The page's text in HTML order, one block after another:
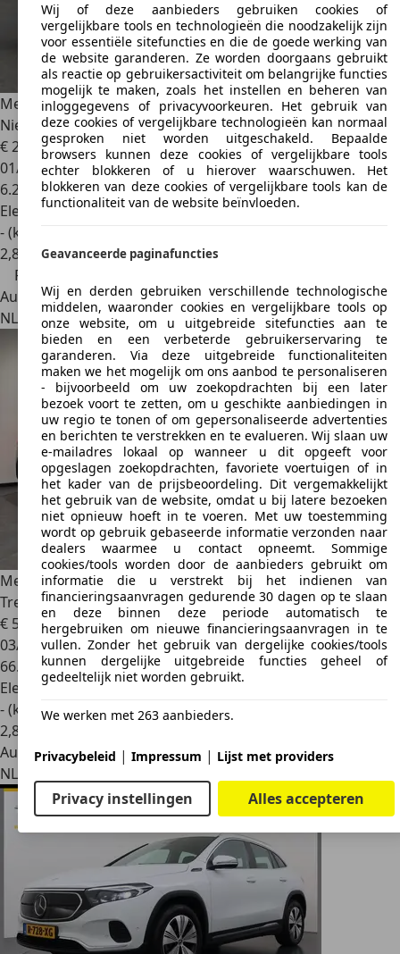
Mercedes-Benz EQS SUV680 4MATIC Maybach | 2026 |
Nieuwstaat | Full PPF
€ 209.995€ 229.995,-
01/2026
6.244 km
Elektrisch
- (kWh/100 km)
2,8
Prijsdaling
Autobedrijf
NL 5175 AXLoon Op Zand
Mercedes-Benz EQE SUV
350 4Matic Electric Art 91 kWh |
Trekhaak | Matrix
€ 55.0001
03/2024
66.250 km
Elektrisch
- (kWh/100 km)
2,8
Autobedrijf
NL 2401 LJ
Wij of deze aanbieders gebruiken cookies of
vergelijkbare tools en technologieën die noodzakelijk zijn
voor essentiële sitefuncties en die de goede werking van
de website garanderen. Ze worden doorgaans gebruikt
als reactie op gebruikersactiviteit om belangrijke functies
mogelijk te maken, zoals het instellen en beheren van
inloggegevens of privacyvoorkeuren. Het gebruik van
deze cookies of vergelijkbare technologieën kan normaal
gesproken niet worden uitgeschakeld. Bepaalde
browsers kunnen deze cookies of vergelijkbare tools
echter blokkeren of u hierover waarschuwen. Het
blokkeren van deze cookies of vergelijkbare tools kan de
functionaliteit van de website beïnvloeden.
Geavanceerde paginafuncties
Wij en derden gebruiken verschillende technologische
middelen, waaronder cookies en vergelijkbare tools op
onze website, om u uitgebreide sitefuncties aan te
bieden en een verbeterde gebruikerservaring te
garanderen. Via deze uitgebreide functionaliteiten
maken we het mogelijk om ons aanbod te personaliseren
- bijvoorbeeld om uw zoekopdrachten bij een later
bezoek voort te zetten, om u geschikte aanbiedingen in
uw regio te tonen of om gepersonaliseerde advertenties
en berichten te verstrekken en te evalueren. Wij slaan uw
e-mailadres lokaal op wanneer u dit opgeeft voor
opgeslagen zoekopdrachten, favoriete voertuigen of in
het kader van de prijsbeoordeling. Dit vergemakkelijkt
het gebruik van de website, omdat u bij latere bezoeken
niet opnieuw hoeft in te voeren. Met uw toestemming
wordt op gebruik gebaseerde informatie verzonden naar
dealers waarmee u contact opneemt. Sommige
cookies/tools worden door de aanbieders gebruikt om
informatie die u verstrekt bij het indienen van
financieringsaanvragen gedurende 30 dagen op te slaan
en deze binnen deze periode automatisch te
hergebruiken om nieuwe financieringsaanvragen in te
vullen. Zonder het gebruik van dergelijke cookies/tools
kunnen dergelijke uitgebreide functies geheel of
gedeeltelijk niet worden gebruikt.
We werken met 263 aanbieders.
Privacybeleid | Impressum | Lijst met providers
Privacy instellingen Alles accepteren